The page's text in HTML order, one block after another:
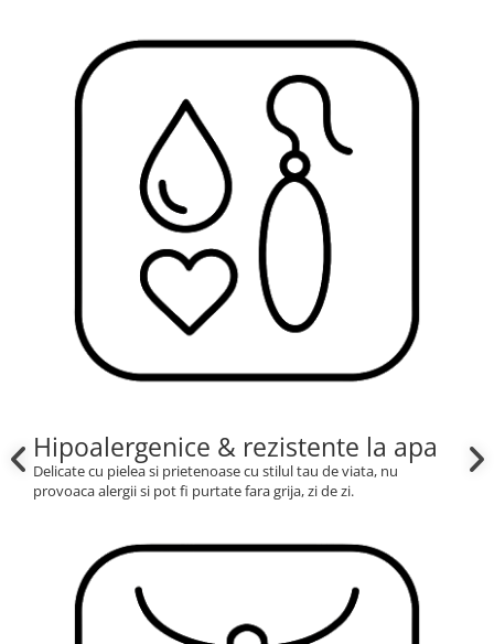
Hipoalergenice & rezistente la apa
Delicate cu pielea si prietenoase cu stilul tau de viata, nu
provoaca alergii si pot fi purtate fara grija, zi de zi.